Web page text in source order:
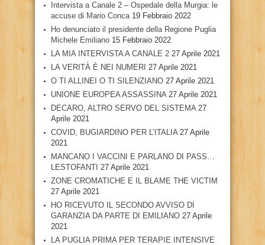
Intervista a Canale 2 – Ospedale della Murgia: le
accuse di Mario Conca 19 Febbraio 2022
Ho denunciato il presidente della Regione Puglia
Michele Emiliano 15 Febbraio 2022
LA MIA INTERVISTA A CANALE 2 27 Aprile 2021
LA VERITÀ È NEI NUMERI 27 Aprile 2021
O TI ALLINEI O TI SILENZIANO 27 Aprile 2021
UNIONE EUROPEA ASSASSINA 27 Aprile 2021
DECARO, ALTRO SERVO DEL SISTEMA 27
Aprile 2021
COVID, BUGIARDINO PER L’ITALIA 27 Aprile
2021
MANCANO I VACCINI E PARLANO DI PASS…
LESTOFANTI 27 Aprile 2021
ZONE CROMATICHE E IL BLAME THE VICTIM
27 Aprile 2021
HO RICEVUTO IL SECONDO AVVISO DI
GARANZIA DA PARTE DI EMILIANO 27 Aprile
2021
LA PUGLIA PRIMA PER TERAPIE INTENSIVE